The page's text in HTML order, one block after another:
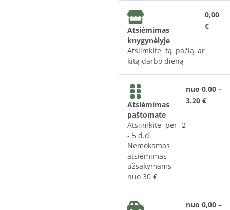
Atsiėmimas
knygynėlyje
Atsiimkite tą pačią ar
kitą darbo dieną
0,00
€
Atsiėmimas
paštomate
Atsiimkite per 2
- 5 d.d.
Nemokamas
atsiėmimas
užsakymams
nuo 30 €
nuo 0,00 –
3.20 €
nuo 0,00 –